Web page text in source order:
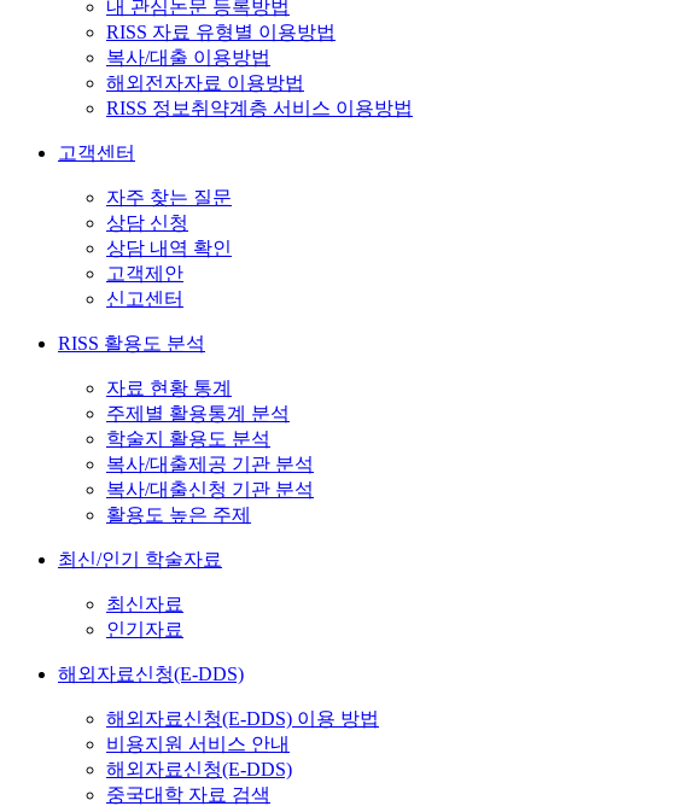
내 관심논문 등록방법
RISS 자료 유형별 이용방법
복사/대출 이용방법
해외전자자료 이용방법
RISS 정보취약계층 서비스 이용방법
고객센터
자주 찾는 질문
상담 신청
상담 내역 확인
고객제안
신고센터
RISS 활용도 분석
자료 현황 통계
주제별 활용통계 분석
학술지 활용도 분석
복사/대출제공 기관 분석
복사/대출신청 기관 분석
활용도 높은 주제
최신/인기 학술자료
최신자료
인기자료
해외자료신청(E-DDS)
해외자료신청(E-DDS) 이용 방법
비용지원 서비스 안내
해외자료신청(E-DDS)
중국대학 자료 검색